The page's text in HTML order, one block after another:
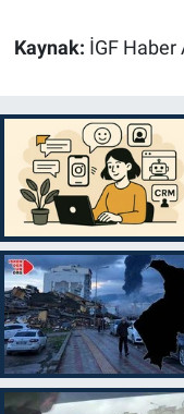
Kaynak: İGF Haber